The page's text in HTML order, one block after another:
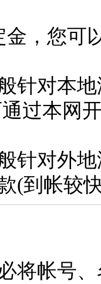
，您可
针对本
过本网
针对外
(到帐较
将帐号